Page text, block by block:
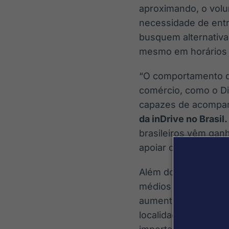
aproximando, o
necessidade de
busquem
mesmo em
“O comportamento
comércio, como o
capazes de
da inDrive no Brasil.
brasileiros vêm
apoiar o comércio
Além do
médios negócios
aumento pontual
localidades no